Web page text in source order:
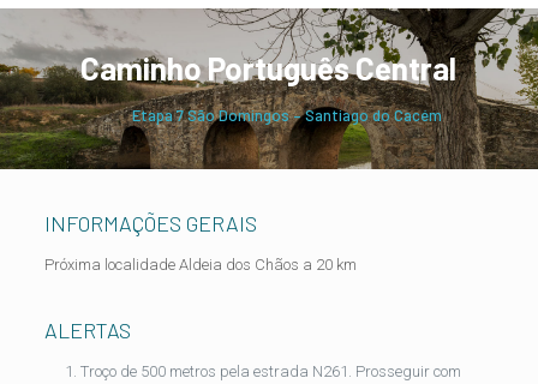
Caminho Português Central
Etapa 7 São Domingos – Santiago do Cacém
INFORMAÇÕES GERAIS
Próxima localidade Aldeia dos Chãos a 20 km
ALERTAS
Troço de 500 metros pela estrada N261. Prosseguir com